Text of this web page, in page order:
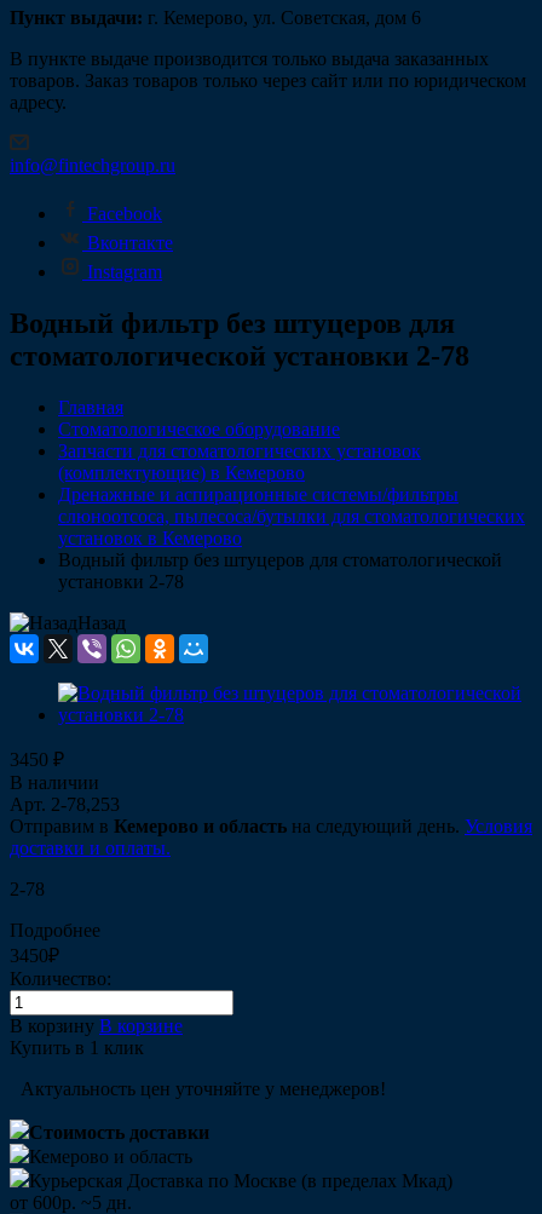
Пункт выдачи: г. Кемерово, ул. Советская, дом 6
В пункте выдаче производится только выдача заказанных
товаров. Заказ товаров только через сайт или по юридическом
адресу.
info@fintechgroup.ru
Facebook
Вконтакте
Instagram
Водный фильтр без штуцеров для
стоматологической установки 2-78
Главная
Стоматологическое оборудование
Запчасти для стоматологических установок
(комплектующие) в Кемерово
Дренажные и аспирационные системы/фильтры
слюноотсоса, пылесоса/бутылки для стоматологических
установок в Кемерово
Водный фильтр без штуцеров для стоматологической
установки 2-78
Назад
3450 ₽
В наличии
Арт. 2-78,253
Отправим в Кемерово и область на следующий день. Условия
доставки и оплаты.
2-78
Подробнее
3450₽
Количество:
В корзину В корзине
Купить в 1 клик
Актуальность цен уточняйте у менеджеров!
Стоимость доставки
Кемерово и область
Курьерская Доставка по Москве (в пределах Мкад)
от 600р. ~5 дн.